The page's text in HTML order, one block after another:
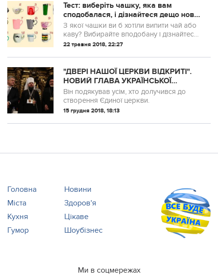
Тест: виберіть чашку, яка вам
сподобалася, і дізнайтеся дещо нове
про себе
З якої чашки ви б хотіли випити чай або
каву? Вибирайте вподобану і дізнайтеся
багато цікавого про себе.
22 травня 2018, 22:27
"ДВЕРІ НАШОЇ ЦЕРКВИ ВІДКРИТІ".
НОВИЙ ГЛАВА УКРАЇНСЬКОЇ
ЦЕРКВИ ВИСТУПИВ З ПЕРШИМ
СЛОВОМ
Він подякував усім, хто долучився до
створення Єдиної церкви.
15 грудня 2018, 18:13
Головна
Новини
Міста
Здоров'я
Кухня
Цікаве
Гумор
Шоубізнес
Ми в соцмережах